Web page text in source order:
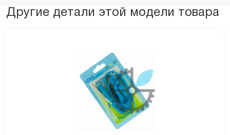
Другие детали этой модели товара